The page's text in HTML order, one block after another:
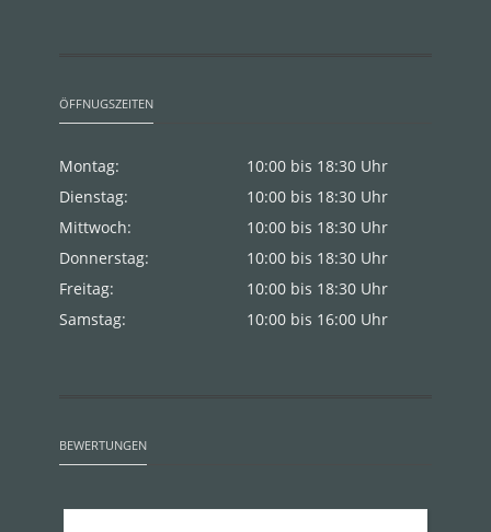
ÖFFNUGSZEITEN
Montag:
10:00 bis 18:30 Uhr
Dienstag:
10:00 bis 18:30 Uhr
Mittwoch:
10:00 bis 18:30 Uhr
Donnerstag:
10:00 bis 18:30 Uhr
Freitag:
10:00 bis 18:30 Uhr
Samstag:
10:00 bis 16:00 Uhr
BEWERTUNGEN